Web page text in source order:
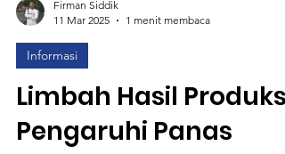
Firman Siddik
11 Mar 2025
Informasi
Limbah Hasil Produksi